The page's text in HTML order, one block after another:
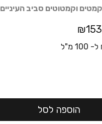
וקמטוטים סביב העיניים
ל- 100 מ"ל
הוספה לסל